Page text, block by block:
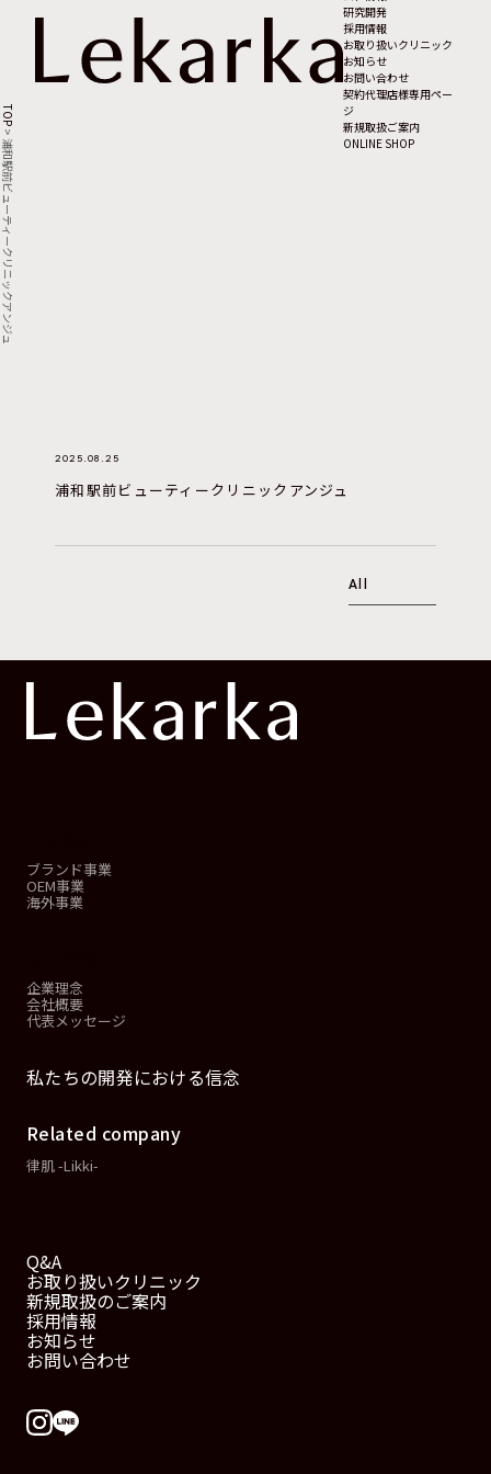
研究開発
採用情報
お取り扱いクリニック
お知らせ
お問い合わせ
契約代理店様専用ペー
ジ
新規取扱ご案内
ONLINE SHOP
TOP
>
浦和駅前ビューティークリニックアンジュ
2025.08.25
浦和駅前ビューティークリニックアンジュ
All
ブランド事業
OEM事業
海外事業
企業理念
会社概要
代表メッセージ
私たちの開発における信念
Related company
律肌 -Likki-
Q&A
お取り扱いクリニック
新規取扱のご案内
採用情報
お知らせ
お問い合わせ